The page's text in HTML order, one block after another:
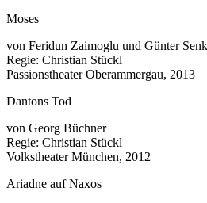
Moses
von Feridun Zaimoglu und Günter
Regie: Christian Stückl
Passionstheater Oberammergau, 2013
Dantons Tod
von Georg Büchner
Regie: Christian Stückl
Volkstheater München, 2012
Ariadne auf Naxos